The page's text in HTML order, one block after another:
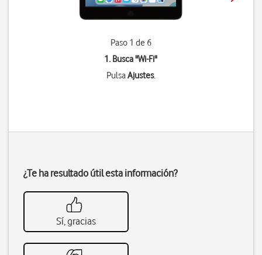
Paso 1 de 6
1. Busca "Wi-Fi"
PulsaAjustes.
¿Te ha resultado útil esta información?
Sí, gracias